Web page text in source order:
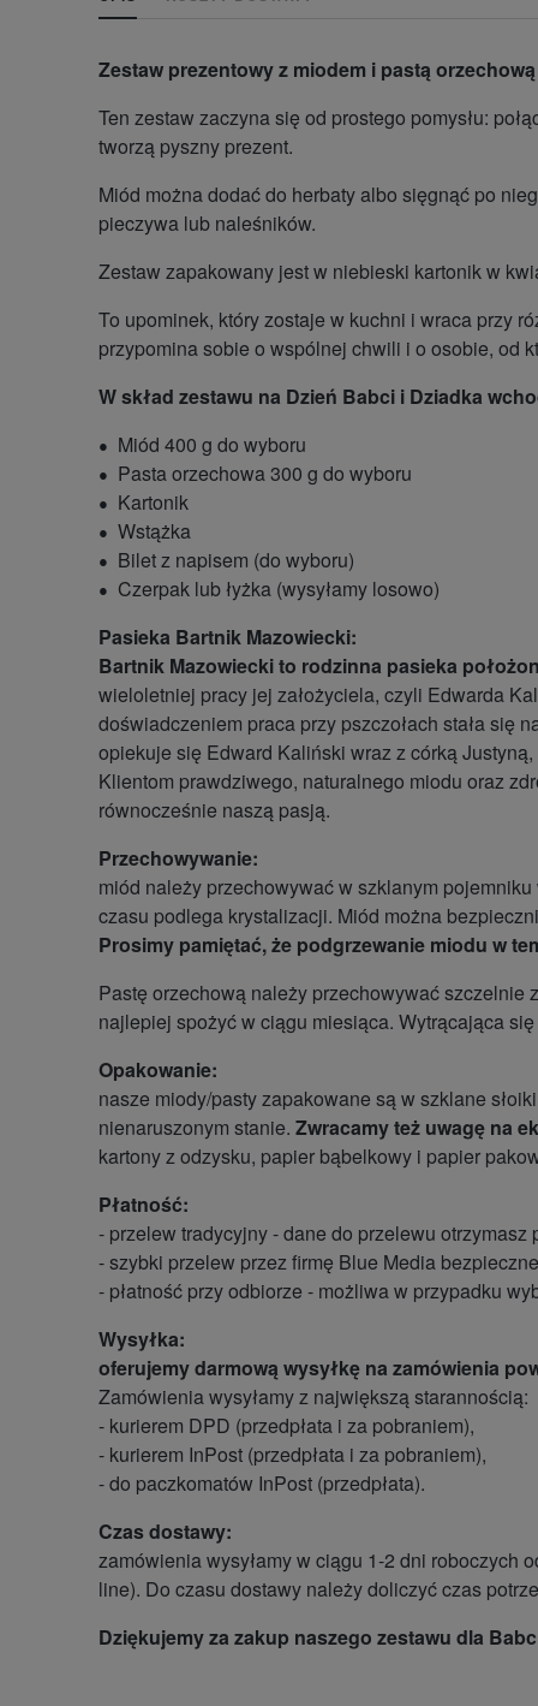
Zestaw prezentowy z miodem i pastą
Ten zestaw zaczyna się od prostego pomysłu:
tworzą pyszny prezent.
Miód można dodać do herbaty albo sięgnąć po
pieczywa lub naleśników.
Zestaw zapakowany jest w niebieski kartonik w
To upominek, który zostaje w kuchni i wraca przy
przypomina sobie o wspólnej chwili i o osobie, od
W skład zestawu na Dzień Babci i Dziadka
Miód 400 g do wyboru
Pasta orzechowa 300 g do wyboru
Kartonik
Wstążka
Bilet z napisem (do wyboru)
Czerpak lub łyżka (wysyłamy losowo)
Pasieka Bartnik Mazowiecki:
Bartnik Mazowiecki to rodzinna pasieka
wieloletniej pracy jej założyciela, czyli Edwarda
doświadczeniem praca przy pszczołach stała się
opiekuje się Edward Kaliński wraz z córką
Klientom prawdziwego, naturalnego miodu oraz
równocześnie naszą pasją.
Przechowywanie:
miód należy przechowywać w szklanym
czasu podlega krystalizacji. Miód można
Prosimy pamiętać, że podgrzewanie miodu w
Pastę orzechową należy przechowywać szczelnie
najlepiej spożyć w ciągu miesiąca. Wytrącająca
Opakowanie:
nasze miody/pasty zapakowane są w szklane
nienaruszonym stanie. Zwracamy też uwagę na
kartony z odzysku, papier bąbelkowy i papier
Płatność:
- przelew tradycyjny - dane do przelewu
- szybki przelew przez firmę Blue Media
- płatność przy odbiorze - możliwa w przypadku
Wysyłka:
oferujemy darmową wysyłkę na zamówienia
Zamówienia wysyłamy z największą starannością:
- kurierem DPD (przedpłata i za pobraniem),
- kurierem InPost (przedpłata i za pobraniem),
- do paczkomatów InPost (przedpłata).
Czas dostawy:
zamówienia wysyłamy w ciągu 1-2 dni roboczych
line). Do czasu dostawy należy doliczyć czas
Dziękujemy za zakup naszego zestawu dla